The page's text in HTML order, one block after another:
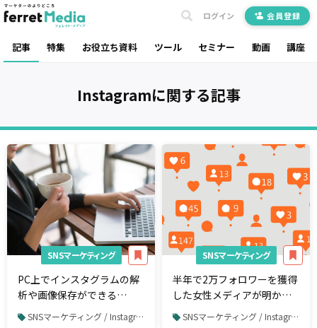
記事 特集 お役立ち資料 ツール セミナー 動画 講座
ログイン 会員登録
Instagramに関する記事
SNSマーケティング
PC上でインスタグラムの解
析や画像保存ができる
WEBSTAの登録と使い方
SNSマーケティング / Instagram
SNSマーケティング
半年で2万フォロワーを獲得
した女性メディアが明か
す、インスタグラムのファ
SNSマーケティング / Instagram